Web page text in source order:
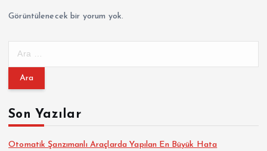
Görüntülenecek bir yorum yok.
m
:Son Yazılar
Otomatik Şanzımanlı Araçlarda Yapılan En Büyük Hata